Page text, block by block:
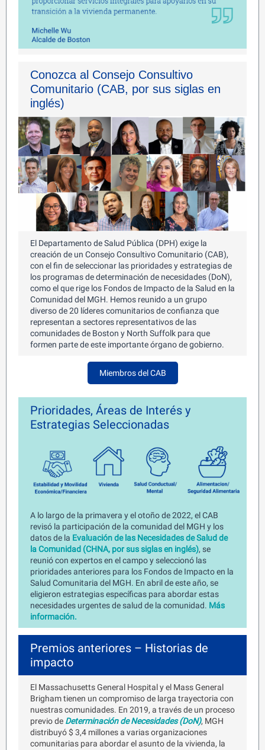
Conozca al Consejo Consultivo
Comunitario (CAB, por sus siglas en
inglés)
El Departamento de Salud Pública (DPH) exige la
creación de un Consejo Consultivo Comunitario (CAB),
con el fin de seleccionar las prioridades y estrategias de
los programas de determinación de necesidades (DoN),
como el que rige los Fondos de Impacto de la Salud en la
Comunidad del MGH. Hemos reunido a un grupo
diverso de 20 líderes comunitarios de confianza que
representan a sectores representativos de las
comunidades de Boston y North Suffolk para que
formen parte de este importante órgano de gobierno.
Miembros del CAB
Prioridades, Áreas de Interés y
Estrategias Seleccionadas
A lo largo de la primavera y el otoño de 2022, el CAB
revisó la participación de la comunidad del MGH y los
datos de la Evaluación de las Necesidades de Salud de
la Comunidad (CHNA, por sus siglas en inglés), se
reunió con expertos en el campo y seleccionó las
prioridades anteriores para los Fondos de Impacto en la
Salud Comunitaria del MGH. En abril de este año, se
eligieron estrategias específicas para abordar estas
necesidades urgentes de salud de la comunidad. Más
información.
Premios anteriores – Historias de
impacto
El Massachusetts General Hospital y el Mass General
Brigham tienen un compromiso de larga trayectoria con
nuestras comunidades. En 2019, a través de un proceso
previo de Determinación de Necesidades (DoN), MGH
distribuyó $ 3,4 millones a varias organizaciones
comunitarias para abordar el asunto de la vivienda, la